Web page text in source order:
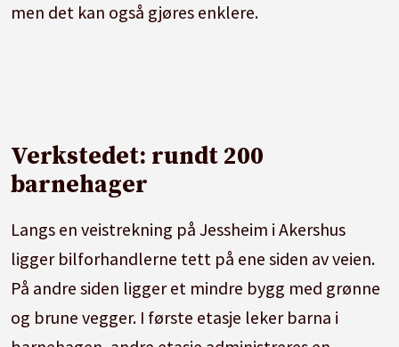
men det kan også gjøres enklere.
Verkstedet: rundt 200
barnehager
Langs en veistrekning på Jessheim i Akershus
ligger bilforhandlerne tett på ene siden av veien.
På andre siden ligger et mindre bygg med grønne
og brune vegger. I første etasje leker barna i